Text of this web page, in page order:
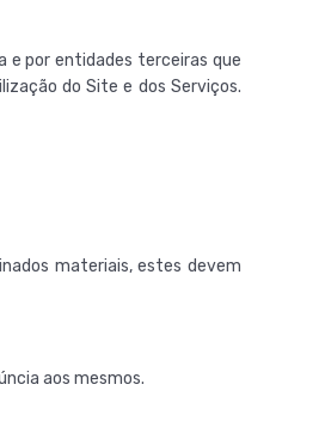
e por entidades terceiras que
do Site e dos Serviços.
materiais, estes devem
aos mesmos.